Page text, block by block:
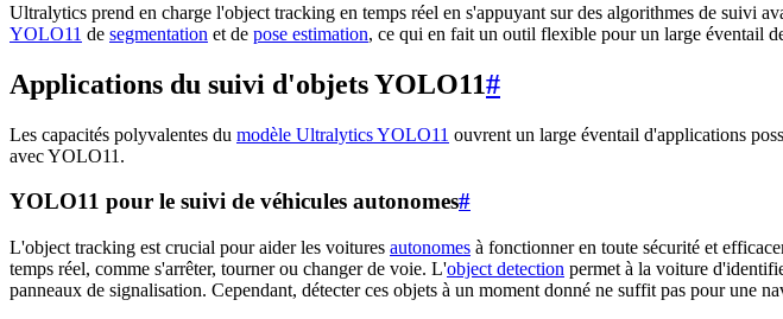
Ultralytics prend en charge l'object tracking en temps réel en s'appuyant sur des algorithmes de suivi
YOLO11 de segmentation et de pose estimation, ce qui en fait un outil flexible pour un large éventail
Applications du suivi d'objets YOLO11#
Les capacités polyvalentes du modèle Ultralytics YOLO11 ouvrent un large éventail d'applications
avec YOLO11.
YOLO11 pour le suivi de véhicules autonomes#
L'object tracking est crucial pour aider les voitures autonomes à fonctionner en toute sécurité et
temps réel, comme s'arrêter, tourner ou changer de voie. L'object detection permet à la voiture
panneaux de signalisation. Cependant, détecter ces objets à un moment donné ne suffit pas pour une